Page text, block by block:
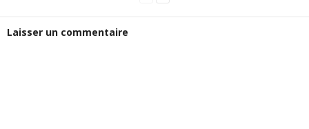
Laisser un commentaire